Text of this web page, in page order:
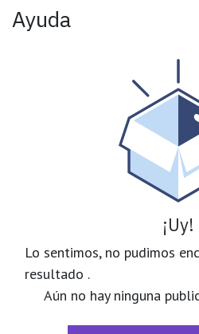
Ayuda
¡Uy!
Lo sentimos, no pudimos
resultado .
Aún no hay ninguna